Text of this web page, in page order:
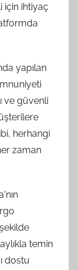
için ihtiyaç
yapılan
ve güvenli
herhangi
zaman
temin
dostu